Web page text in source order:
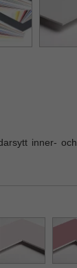
inner- och